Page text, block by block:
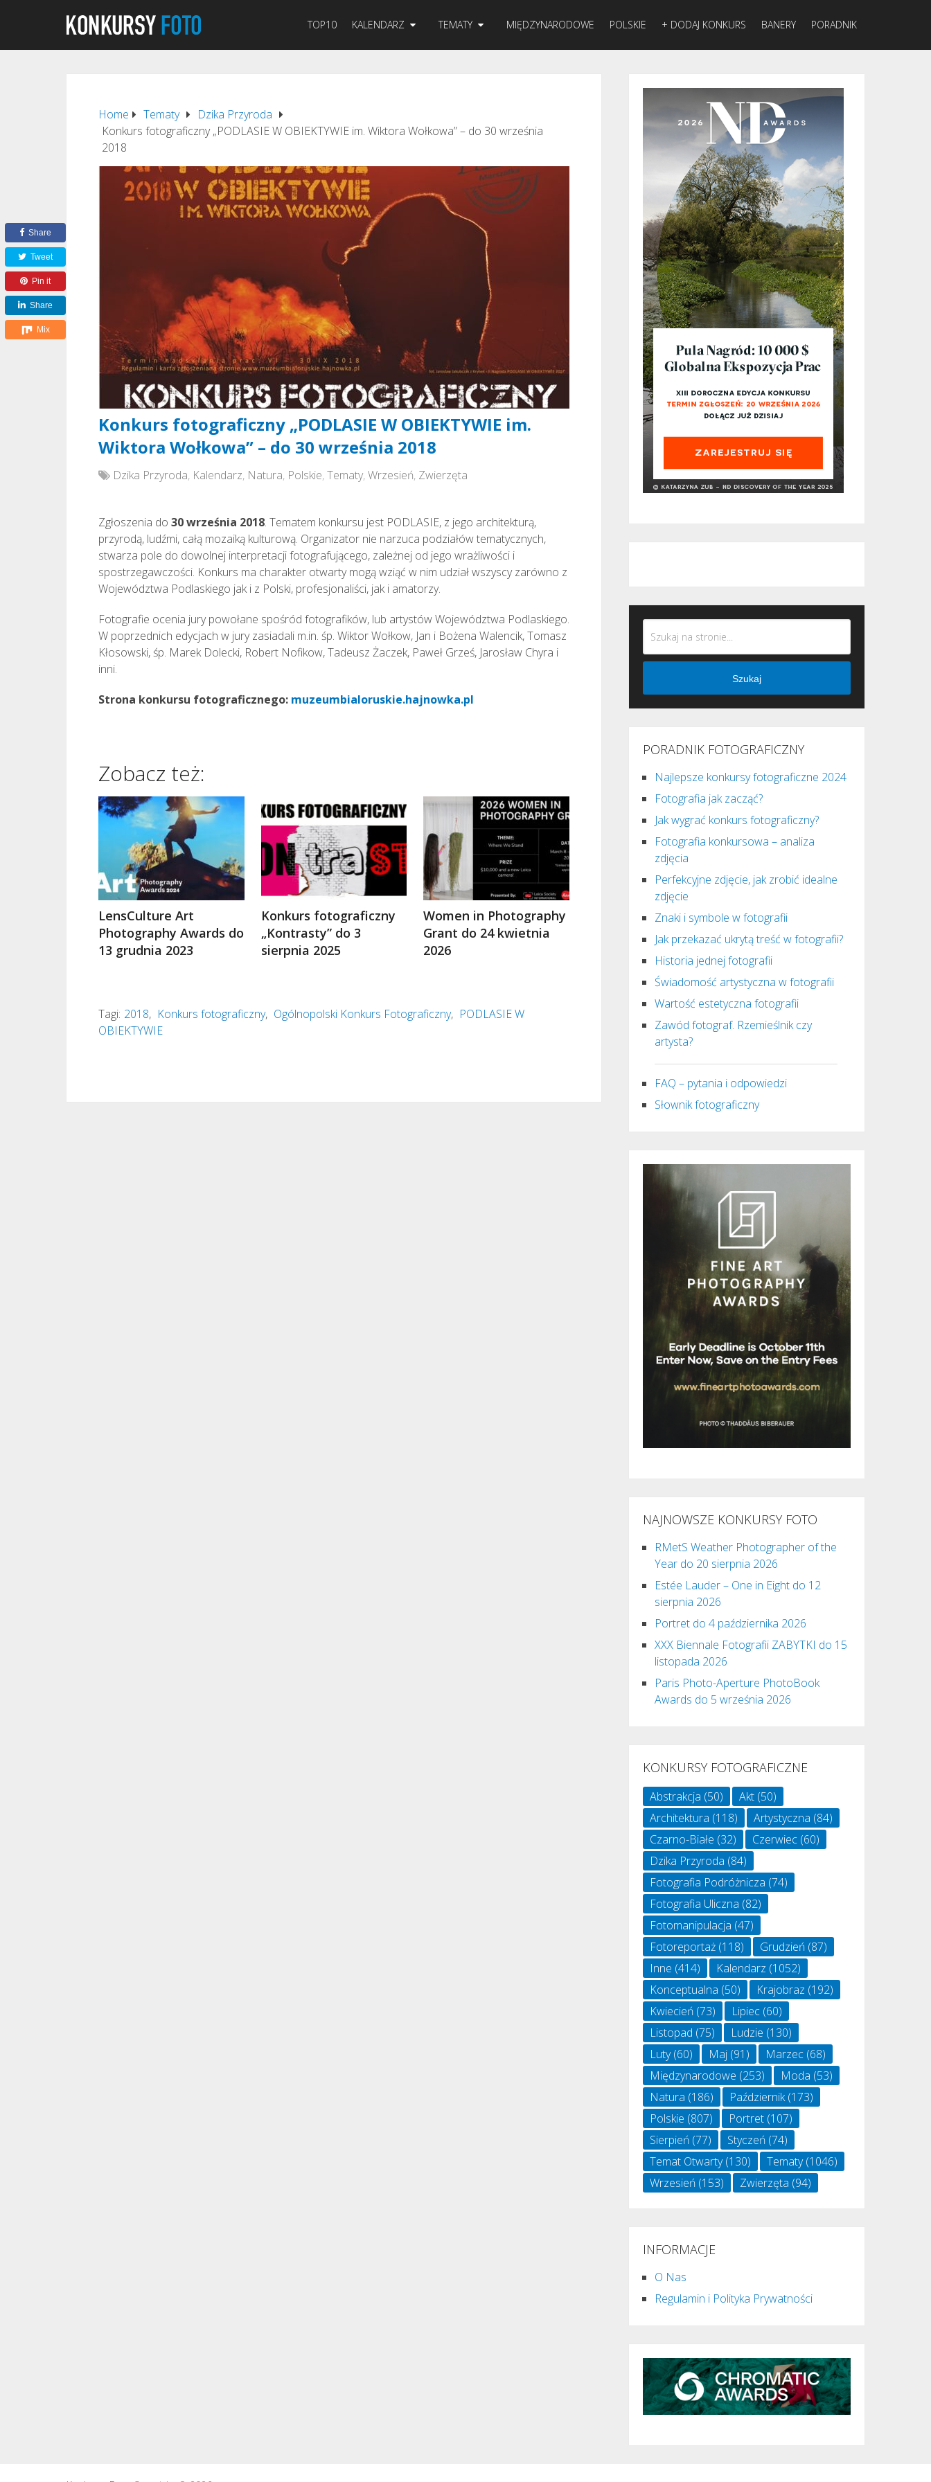
TOP10 KALENDARZ TEMATY MIĘDZYNARODOWE POLSKIE + DODAJ KONKURS BANERY PORADNIK
Home Tematy
Dzika Przyroda
Konkurs fotograficzny „PODLASIE W OBIEKTYWIE im. Wiktora Wołkowa” – do 30 września
2018
Konkurs fotograficzny „PODLASIE W OBIEKTYWIE im.
Wiktora Wołkowa” – do 30 września 2018
Dzika Przyroda, Kalendarz, Natura, Polskie,Tematy,Wrzesień, Zwierzęta
Zgłoszenia do 30 września 2018. Tematem konkursu jest PODLASIE, z jego architekturą,
przyrodą, ludźmi, całą mozaiką kulturową. Organizator nie narzuca podziałów tematycznych,
stwarza pole do dowolnej interpretacji fotografującego, zależnej od jego wrażliwości i
spostrzegawczości. Konkurs ma charakter otwarty mogą wziąć w nim udział wszyscy zarówno z
Województwa Podlaskiego jak i z Polski, profesjonaliści, jak i amatorzy.
Fotografie ocenia jury powołane spośród fotografików, lub artystów Województwa Podlaskiego.
W poprzednich edycjach w jury zasiadali m.in. śp. Wiktor Wołkow, Jan i Bożena Walencik, Tomasz
Kłosowski, śp. Marek Dolecki, Robert Nofikow, Tadeusz Żaczek, Paweł Grześ, Jarosław Chyra i
inni.
Strona konkursu fotograficznego: muzeumbialoruskie.hajnowka.pl
Share
Tweet
Pin it
Share
Mix
Zobacz też:
LensCulture Art
Photography Awards do
13 grudnia 2023
Konkurs fotograficzny
„Kontrasty” do 3
sierpnia 2025
Women in Photography
Grant do 24 kwietnia
2026
Tagi: 2018, Konkurs fotograficzny, Ogólnopolski Konkurs Fotograficzny, PODLASIE W
OBIEKTYWIE
Szukaj
PORADNIK FOTOGRAFICZNY
Najlepsze konkursy fotograficzne 2024
Fotografia jak zacząć?
Jak wygrać konkurs fotograficzny?
Fotografia konkursowa – analiza
zdjęcia
Perfekcyjne zdjęcie, jak zrobić idealne
zdjęcie
Znaki i symbole w fotografii
Jak przekazać ukrytą treść w fotografii?
Historia jednej fotografii
Świadomość artystyczna w fotografii
Wartość estetyczna fotografii
Zawód fotograf. Rzemieślnik czy
artysta?
FAQ – pytania i odpowiedzi
Słownik fotograficzny
NAJNOWSZE KONKURSY FOTO
RMetS Weather Photographer of the
Year do 20 sierpnia 2026
Estée Lauder – One in Eight do 12
sierpnia 2026
Portret do 4 października 2026
XXX Biennale Fotografii ZABYTKI do 15
listopada 2026
Paris Photo-Aperture PhotoBook
Awards do 5 września 2026
KONKURSY FOTOGRAFICZNE
Abstrakcja (50) Akt (50)
Architektura (118) Artystyczna (84)
Czarno-Białe (32) Czerwiec (60)
Dzika Przyroda (84)
Fotografia Podróżnicza (74)
Fotografia Uliczna (82)
Fotomanipulacja (47)
Fotoreportaż (118) Grudzień (87)
Inne (414) Kalendarz (1052)
Konceptualna (50) Krajobraz (192)
Kwiecień (73) Lipiec (60)
Listopad (75) Ludzie (130)
Luty(60) Maj (91) Marzec (68)
Międzynarodowe (253) Moda (53)
Natura (186) Październik(173)
Polskie (807) Portret (107)
Sierpień (77) Styczeń (74)
Temat Otwarty(130) Tematy(1046)
Wrzesień (153) Zwierzęta (94)
INFORMACJE
O Nas
Regulamin i Polityka Prywatności